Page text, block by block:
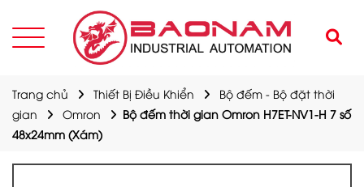
Trang chủ Thiết Bị Điều Khiển
Bộ đếm - Bộ đặt thời
gian
Omron
Bộ đếm thời gian Omron H7ET-NV1-H 7 số
48x24mm (Xám)